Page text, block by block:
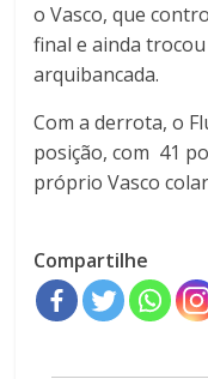
o Vasco, que
final e ainda
arquibancada.
Com a derrota, o
posição, com 41
próprio Vasco
Compartilhe